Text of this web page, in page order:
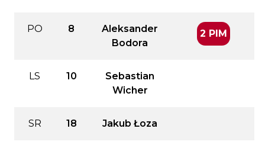
PO 8
Aleksander
Bodora
2 PIM
LS 10
Sebastian
Wicher
SR 18 Jakub Łoza